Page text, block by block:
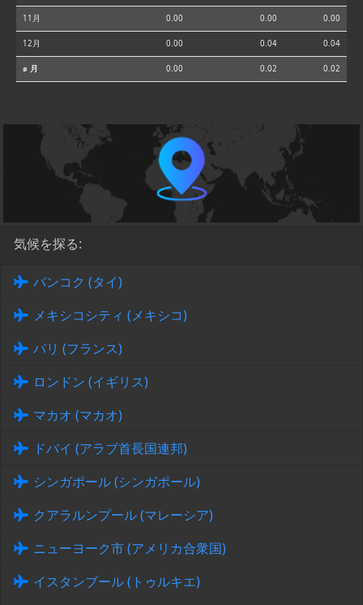
11月 0.00 0.00 0.00
12月 0.00 0.04 0.04
⌀ 月 0.00 0.02 0.02
気候を探る:
バンコク (タイ)
メキシコシティ (メキシコ)
パリ (フランス)
ロンドン (イギリス)
マカオ (マカオ)
ドバイ (アラブ首長国連邦)
シンガポール (シンガポール)
クアラルンプール (マレーシア)
ニューヨーク市 (アメリカ合衆国)
イスタンブール (トゥルキエ)